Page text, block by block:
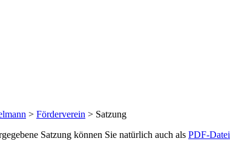
> Förderverein > Satzung
Satzung können Sie natürlich auch als PDF-Datei